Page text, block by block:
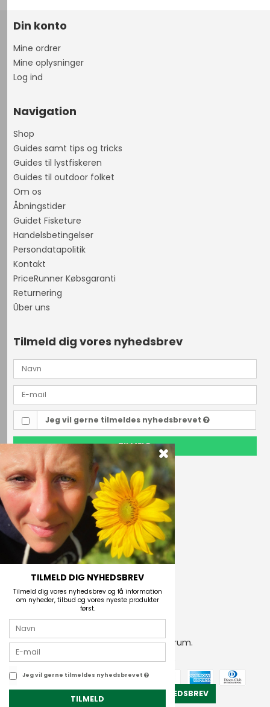
Din konto
Mine ordrer
Mine oplysninger
Log ind
Navigation
Shop
Guides samt tips og tricks
Guides til lystfiskeren
Guides til outdoor folket
Om os
Åbningstider
Guidet Fisketure
Handelsbetingelser
Persondatapolitik
Kontakt
PriceRunner Købsgaranti
Returnering
Über uns
Tilmeld dig vores nyhedsbrev
Jeg vil gerne tilmeldes nyhedsbrevet
TILMELD
Outdoor i Centrum
Perlegade 44
6400 Sønderborg, Danmark
Telefonnr.
(+45) 74 43 53 55
E-mail
2026 © Outdoor i Centrum.
TILMELD DIG NYHEDSBREV
Tilmeld dig vores nyhedsbrev og få information
om nyheder, tilbud og vores nyeste produkter
først.
Jeg vil gerne tilmeldes nyhedsbrevet
TILMELD
TILMELD NYHEDSBREV